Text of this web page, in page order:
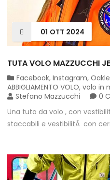
01 OTT 2024
TUTA VOLO MAZZUCCHI
Facebook, Instagram,
ABBIGLIAMENTO VOLO, volo in
Stefano Mazzucchi
0
Una tuta da volo , con
staccabili e vestibilitÃ con